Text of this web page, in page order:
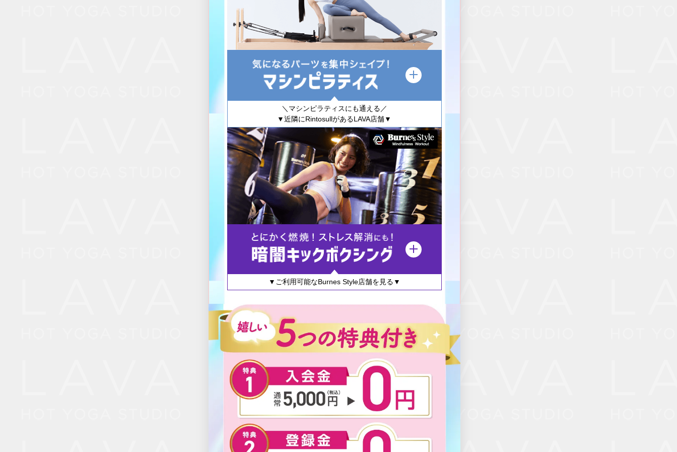
＼マシンピラティスにも通える／
▼近隣にRintosullがあるLAVA店舗▼
▼ご利用可能なBurnes Style店舗を見る▼